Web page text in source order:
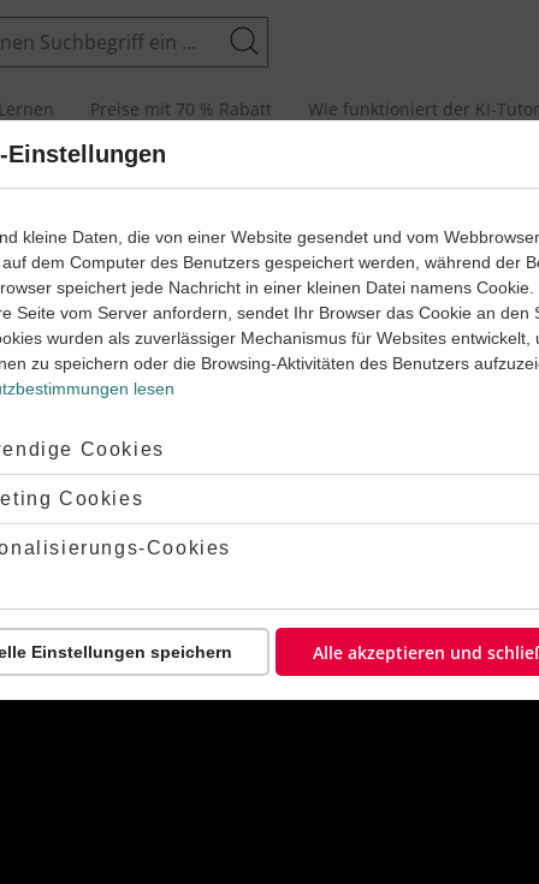
Suchen
Preise mit 70 % Rabatt Wie funktioniert der KI-Tutor
wie:
auf Latein
Dann versuche es doch einmal mit einer der
Einstellungen
kleine Daten, die von einer Website gesendet und vom
dem Computer des Benutzers gespeichert werden, während der
speichert jede Nachricht in einer kleinen Datei namens Cookie.
Seite vom Server anfordern, sendet Ihr Browser das Cookie an den
wurden als zuverlässiger Mechanismus für Websites entwickelt,
zu speichern oder die Browsing-Aktivitäten des Benutzers
lesen
Cookies
Cookies
Cookies
Einstellungen speichern Alle akzeptieren und